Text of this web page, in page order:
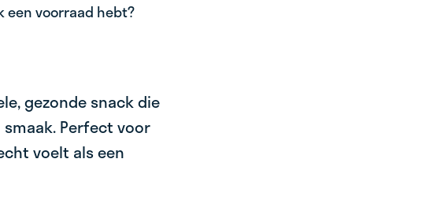
een voorraad hebt?
gezonde snack die
Perfect voor
voelt als een